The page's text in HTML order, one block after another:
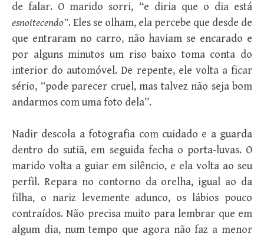
de falar. O marido sorri, “e diria que o dia está
esnoitecendo”. Eles se olham, ela percebe que desde de
que entraram no carro, não haviam se encarado e
por alguns minutos um riso baixo toma conta do
interior do automóvel. De repente, ele volta a ficar
sério, “pode parecer cruel, mas talvez não seja bom
andarmos com uma foto dela”.
Nadir descola a fotografia com cuidado e a guarda
dentro do sutiã, em seguida fecha o porta-luvas. O
marido volta a guiar em silêncio, e ela volta ao seu
perfil. Repara no contorno da orelha, igual ao da
filha, o nariz levemente adunco, os lábios pouco
contraídos. Não precisa muito para lembrar que em
algum dia, num tempo que agora não faz a menor